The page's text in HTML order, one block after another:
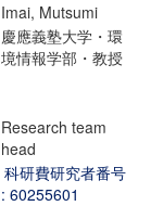
Imai, Mutsumi
慶應義塾大学・環
境情報学部・教授
Research team
head
科研費研究者番号
: 60255601